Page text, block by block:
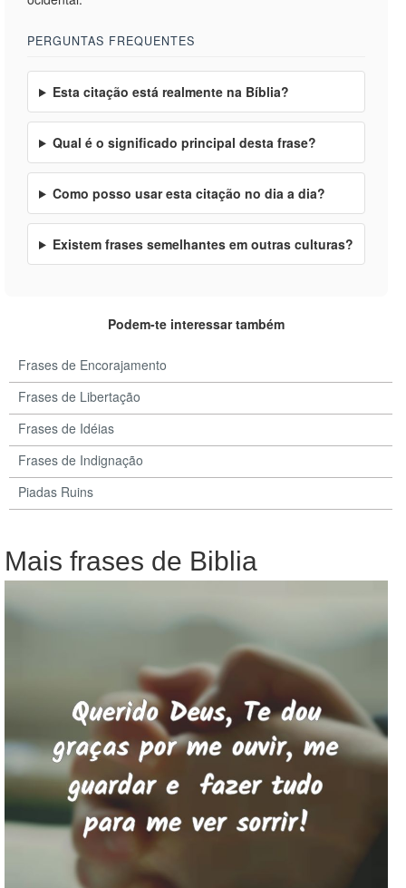
PERGUNTAS FREQUENTES
Esta citação está realmente na Bíblia?
Qual é o significado principal desta frase?
Como posso usar esta citação no dia a dia?
Existem frases semelhantes em outras culturas?
Podem-te interessar também
Frases de Encorajamento
Frases de Libertação
Frases de Idéias
Frases de Indignação
Piadas Ruins
Mais frases de Biblia